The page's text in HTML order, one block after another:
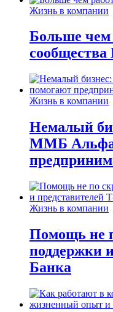
Жизнь в компании
Больше чем
Жизнь в компании
Немалый
ММБ
Жизнь в компании
Помощь не
поддержки
Банка